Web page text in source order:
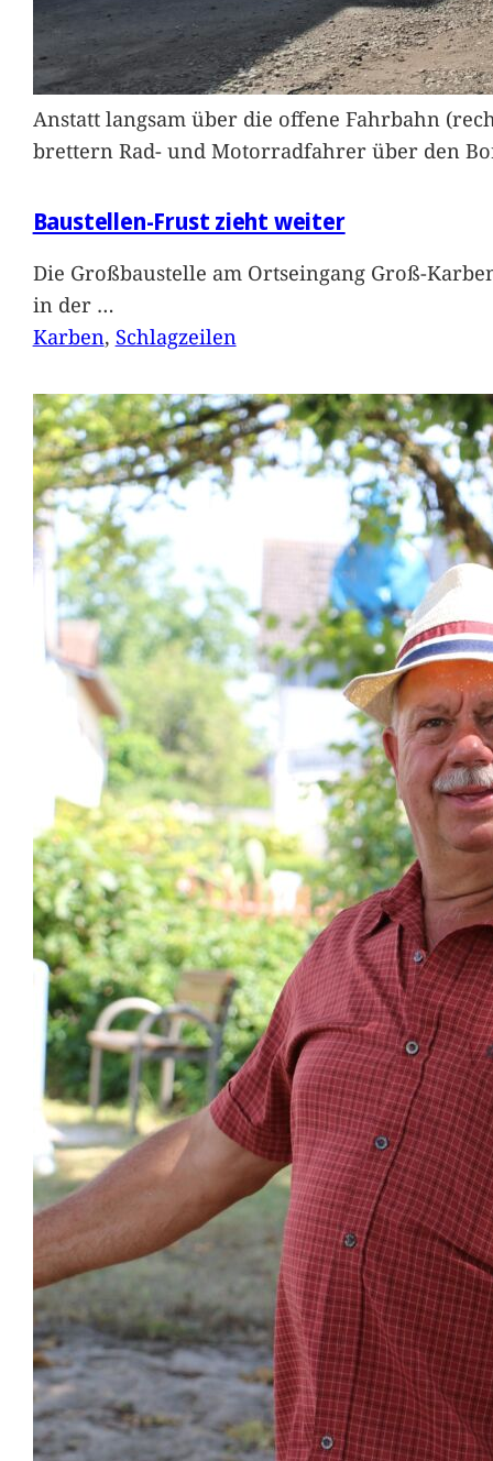
Anstatt langsam über die offene Fahrbahn
brettern Rad- und Motorradfahrer über den
Baustellen-Frust zieht weiter
Die Großbaustelle am Ortseingang Groß-
in der …
Karben, Schlagzeilen